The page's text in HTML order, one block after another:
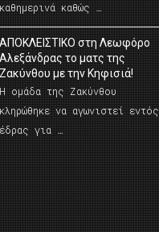
καθημερινά καθώς …
AΠΟΚΛΕΙΣΤΙΚΟ στη Λεωφόρο
Αλεξάνδρας το ματς της
Ζακύνθου με την Κηφισιά!
Η ομάδα της Ζακύνθου
κληρώθηκε να αγωνιστεί εντός
έδρας για …